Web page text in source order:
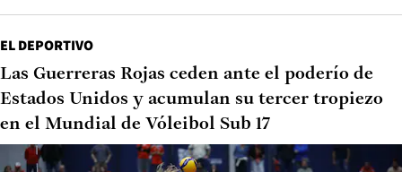
EL DEPORTIVO
Las Guerreras Rojas ceden ante el poderío de
Estados Unidos y acumulan su tercer tropiezo
en el Mundial de Vóleibol Sub 17